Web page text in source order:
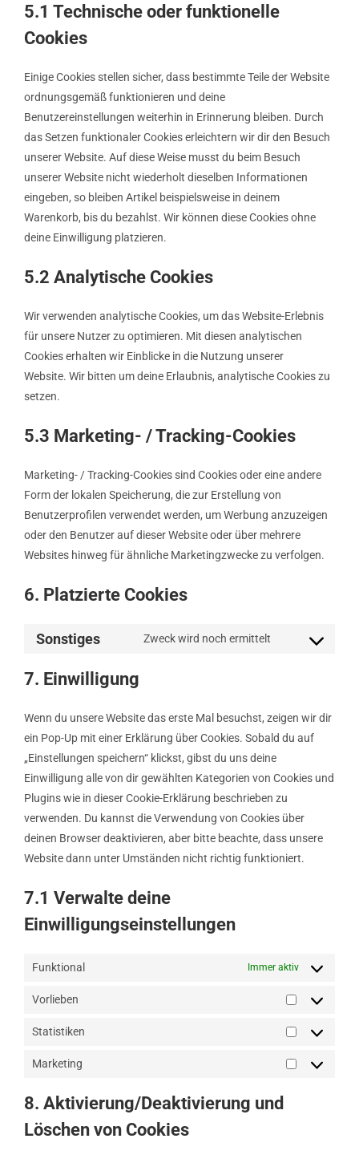
5.1 Technische oder funktionelle
Cookies
Einige Cookies stellen sicher, dass bestimmte Teile der Website
ordnungsgemäß funktionieren und deine
Benutzereinstellungen weiterhin in Erinnerung bleiben. Durch
das Setzen funktionaler Cookies erleichtern wir dir den Besuch
unserer Website. Auf diese Weise musst du beim Besuch
unserer Website nicht wiederholt dieselben Informationen
eingeben, so bleiben Artikel beispielsweise in deinem
Warenkorb, bis du bezahlst. Wir können diese Cookies ohne
deine Einwilligung platzieren.
5.2 Analytische Cookies
Wir verwenden analytische Cookies, um das Website-Erlebnis
für unsere Nutzer zu optimieren. Mit diesen analytischen
Cookies erhalten wir Einblicke in die Nutzung unserer
Website. Wir bitten um deine Erlaubnis, analytische Cookies zu
setzen.
5.3 Marketing- / Tracking-Cookies
Marketing- / Tracking-Cookies sind Cookies oder eine andere
Form der lokalen Speicherung, die zur Erstellung von
Benutzerprofilen verwendet werden, um Werbung anzuzeigen
oder den Benutzer auf dieser Website oder über mehrere
Websites hinweg für ähnliche Marketingzwecke zu verfolgen.
6. Platzierte Cookies
Sonstiges Zweck wird noch ermittelt
Consent
7. Einwilligung
Wenn du unsere Website das erste Mal besuchst, zeigen wir dir
ein Pop-Up mit einer Erklärung über Cookies. Sobald du auf
„Einstellungen speichern“ klickst, gibst du uns deine
Einwilligung alle von dir gewählten Kategorien von Cookies und
Plugins wie in dieser Cookie-Erklärung beschrieben zu
verwenden. Du kannst die Verwendung von Cookies über
deinen Browser deaktivieren, aber bitte beachte, dass unsere
Website dann unter Umständen nicht richtig funktioniert.
7.1 Verwalte deine
Einwilligungseinstellungen
Funktional Immer aktiv
Vorlieben
Vorlieben
Statistiken
Statistiken
Marketing
Marketing
8. Aktivierung/Deaktivierung und
Löschen von Cookies